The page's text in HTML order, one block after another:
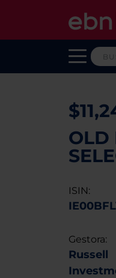
OLD
ISIN:
Gestora:
Russell